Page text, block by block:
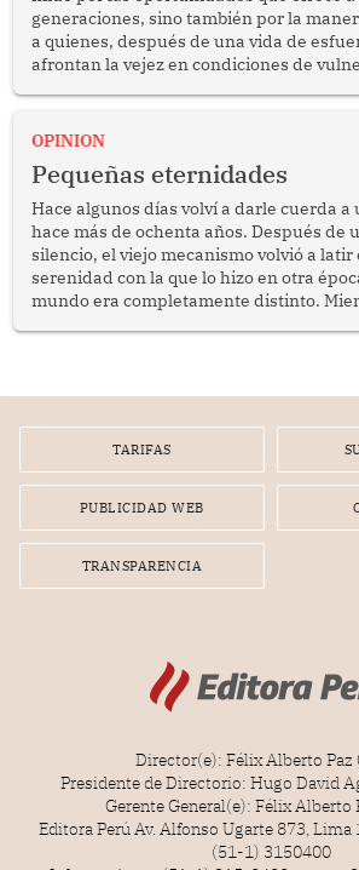
generaciones, sino también por la
a quienes, después de una vida de
afrontan la vejez en condiciones de
bimestrales el subsidio que reciben los
reflexionar sobre la importancia de
públicas dirigidas a los adultos mayores
OPINION
Pequeñas eternidades
Hace algunos días volví a darle cuerda
hace más de ochenta años. Después de
silencio, el viejo mecanismo volvió a latir
serenidad con la que lo hizo en otra
mundo era completamente distinto.
TARIFAS
PUBLICIDAD WEB
TRANSPARENCIA
Director(e): Félix Alberto Paz
Presidente de Directorio: Hugo David
Gerente General(e): Félix Alberto
Editora Perú Av. Alfonso Ugarte 873, Lima
(51-1) 3150400